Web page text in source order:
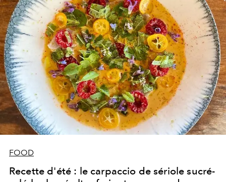
FOOD
Recette d'été : le carpaccio de sériole sucré-